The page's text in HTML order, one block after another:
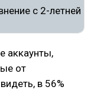
аккаунты,
от
в 56%